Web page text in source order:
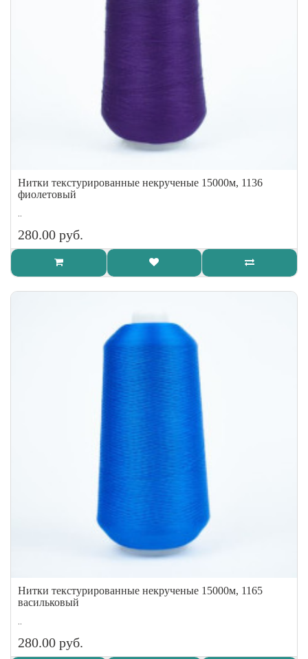
Нитки текстурированные некрученые 15000м, 1136
фиолетовый
..
280.00 руб.
Нитки текстурированные некрученые 15000м, 1165
васильковый
..
280.00 руб.